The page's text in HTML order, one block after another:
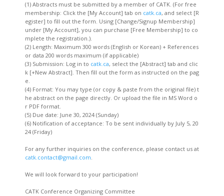
(1) Abstracts must be submitted by a member of CATK. (For free
membership: Click the [My Account] tab on catk.ca, and select [R
egister] to fill out the form. Using [Change/Signup Membership]
under [My Account], you can purchase [Free Membership] to co
mplete the registration.).
(2) Length: Maximum 300 words (English or Korean) + References
or data 200 words maximum (if applicable)
(3) Submission: Log in to catk.ca, select the [Abstract] tab and clic
k [+New Abstract]. Then fill out the form as instructed on the pag
e.
(4) Format: You may type (or copy & paste from the original file) t
he abstract on the page directly. Or upload the file in MS Word o
r PDF format.
(5) Due date: June 30, 2024 (Sunday)
(6) Notification of acceptance: To be sent individually by July 5, 20
24 (Friday)
For any further inquiries on the conference, please contact us at
catk.contact@gmail.com.
We will look forward to your participation!
CATK Conference Organizing Committee